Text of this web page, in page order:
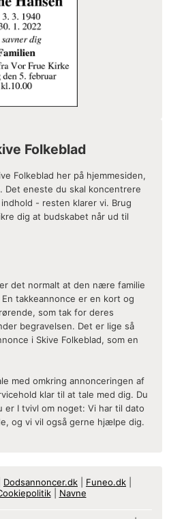
Folkeblad
Folkeblad her på hjemmesiden,
eneste du skal koncentrere
- resten klarer vi. Brug
dig at budskabet når ud til
det normalt at den nære familie
takkeannonce er en kort og
som tak for deres
begravelsen. Det er lige så
i Skive Folkeblad, som en
med omkring annonceringen af
klar til at tale med dig. Du
er I tvivl om noget: Vi har til dato
og vi vil også gerne hjælpe dig.
Dodsannoncer.dk Funeo.dk
| Navne